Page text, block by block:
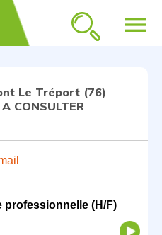
menu
Le Tréport (76)
CONSULTER
professionnelle (H/F)